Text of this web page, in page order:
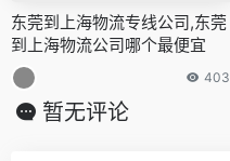
东莞到上海物流专线公司,东莞
到上海物流公司哪个最便宜
403
暂无评论